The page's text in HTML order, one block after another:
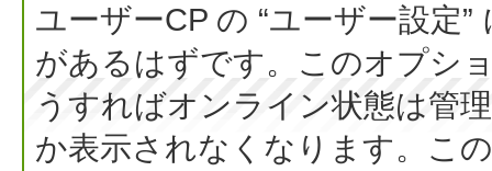
ユーザーCP の “ユーザー設定
があるはずです。このオプシ
うすればオンライン状態は管
か表示されなくなります。こ